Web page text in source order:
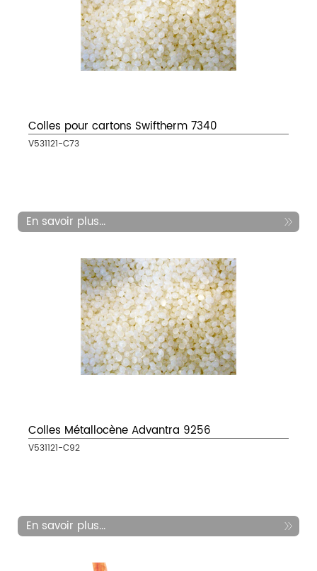
Colles pour cartons Swiftherm 7340
V531121-C73
En savoir plus...
Colles Métallocène Advantra 9256
V531121-C92
En savoir plus...